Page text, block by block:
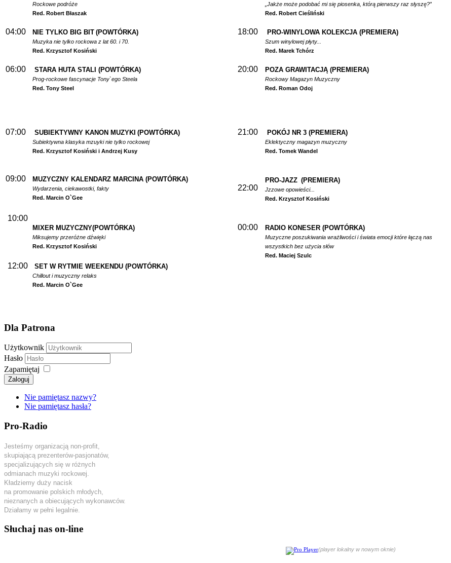
Rockowe podróże
Red. Robert Błaszak
„Jakże może podobać mi się piosenka, którą pierwszy raz słyszę?”
Red. Robert Cieśliński
04:00 NIE TYLKO BIG BIT (POWTÓRKA)
Muzyka nie tylko rockowa z lat 60. i 70.
Red. Krzysztof Kosiński
18:00 PRO-WINYLOWA KOLEKCJA (PREMIERA)
Szum winylowej płyty...
Red. Marek Tchórz
06:00 STARA HUTA STALI (POWTÓRKA)
Prog-rockowe fascynacje Tony`ego Steela
Red. Tony Steel
20:00 POZA GRAWITACJĄ (PREMIERA)
Rockowy Magazyn Muzyczny
Red. Roman Odoj
07:00 SUBIEKTYWNY KANON MUZYKI (POWTÓRKA)
Subiektywna klasyka mzuyki nie tylko rockowej
Red. Krzysztof Kosiński i Andrzej Kusy
21:00 POKÓJ NR 3 (PREMIERA)
Eklektyczny magazyn muzyczny
Red. Tomek Wandel
09:00 MUZYCZNY KALENDARZ MARCINA (POWTÓRKA)
Wydarzenia, ciekawostki, fakty
Red. Marcin O`Gee
22:00
PRO-JAZZ (PREMIERA)
Jzzowe opowieści...
Red. Krzysztof Kosiński
10:00
MIXER MUZYCZNY(POWTÓRKA)
Miksujemy przeróżne dźwięki
Red. Krzysztof Kosiński
00:00 RADIO KONESER (POWTÓRKA)
Muzyczne poszukiwania wrażliwości i świata emocji które łączą nas
wszystkich bez użycia słów
Red. Maciej Szulc
12:00 SET W RYTMIE WEEKENDU (POWTÓRKA)
Chillout i muzyczny relaks
Red. Marcin O`Gee
Dla Patrona
Użytkownik
Hasło
Zapamiętaj
Zaloguj
Nie pamiętasz nazwy?
Nie pamiętasz hasła?
Pro-Radio
Jesteśmy organizacją non-profit,
skupiającą prezenterów-pasjonatów,
specjalizujących się w różnych
odmianach muzyki rockowej.
Kładziemy duży nacisk
na promowanie polskich młodych,
nieznanych a obiecujących wykonawców.
Działamy w pełni legalnie.
Słuchaj nas on-line
(player lokalny w nowym oknie)